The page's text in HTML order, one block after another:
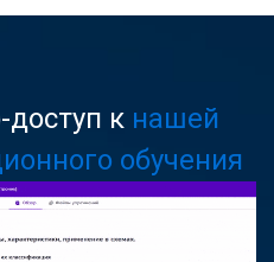
к нашей
обучения